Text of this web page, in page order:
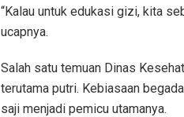
“Kalau untuk edukasi gizi, kita
ucapnya.
Salah satu temuan Dinas
terutama putri. Kebiasaan
saji menjadi pemicu utamanya.